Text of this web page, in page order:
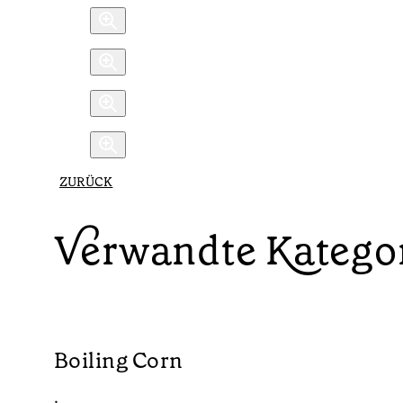
ZURÜCK
Verwandte
Boiling Corn